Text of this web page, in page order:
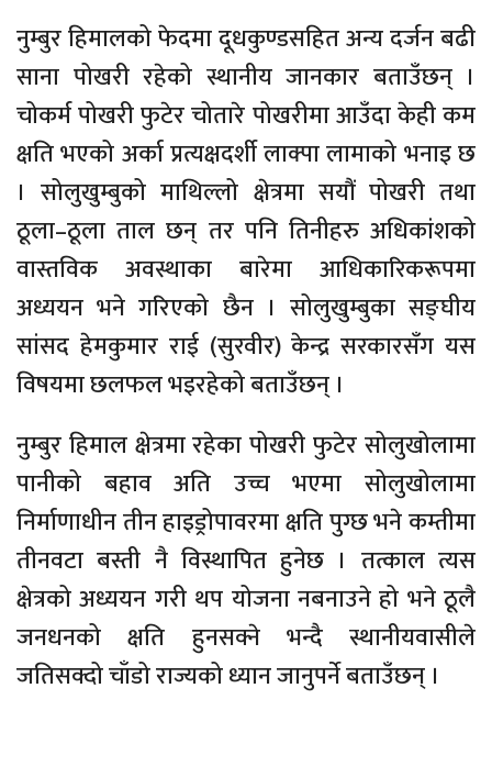
नुम्बुर हिमालको फेदमा दूधकुण्डसहित अन्य दर्जन बढी
साना पोखरी रहेको स्थानीय जानकार बताउँछन् ।
चोकर्म पोखरी फुटेर चोतारे पोखरीमा आउँदा केही कम
क्षति भएको अर्का प्रत्यक्षदर्शी लाक्पा लामाको भनाइ छ
। सोलुखुम्बुको माथिल्लो क्षेत्रमा सयौं पोखरी तथा
ठूला–ठूला ताल छन् तर पनि तिनीहरु अधिकांशको
वास्तविक अवस्थाका बारेमा आधिकारिकरूपमा
अध्ययन भने गरिएको छैन । सोलुखुम्बुका सङ्घीय
सांसद हेमकुमार राई (सुरवीर) केन्द्र सरकारसँग यस
विषयमा छलफल भइरहेको बताउँछन् ।
नुम्बुर हिमाल क्षेत्रमा रहेका पोखरी फुटेर सोलुखोलामा
पानीको बहाव अति उच्च भएमा सोलुखोलामा
निर्माणाधीन तीन हाइड्रोपावरमा क्षति पुग्छ भने कम्तीमा
तीनवटा बस्ती नै विस्थापित हुनेछ । तत्काल त्यस
क्षेत्रको अध्ययन गरी थप योजना नबनाउने हो भने ठूलै
जनधनको क्षति हुनसक्ने भन्दै स्थानीयवासीले
जतिसक्दो चाँडो राज्यको ध्यान जानुपर्ने बताउँछन् ।